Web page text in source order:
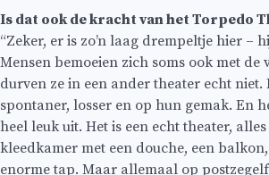
Is dat ook de kracht van het Torpedo
“Zeker, er is zo’n laag drempeltje hier –
Mensen bemoeien zich soms ook met de
durven ze in een ander theater echt niet.
spontaner, losser en op hun gemak. En
heel leuk uit. Het is een echt theater, alles
kleedkamer met een douche, een
enorme tap. Maar allemaal op